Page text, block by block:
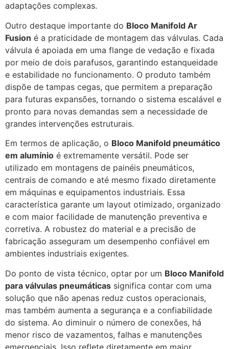
adaptações complexas.
Outro destaque importante do Bloco Manifold Ar
Fusion é a praticidade de montagem das válvulas. Cada
válvula é apoiada em uma flange de vedação e fixada
por meio de dois parafusos, garantindo estanqueidade
e estabilidade no funcionamento. O produto também
dispõe de tampas cegas, que permitem a preparação
para futuras expansões, tornando o sistema escalável e
pronto para novas demandas sem a necessidade de
grandes intervenções estruturais.
Em termos de aplicação, o Bloco Manifold pneumático
em alumínio é extremamente versátil. Pode ser
utilizado em montagens de painéis pneumáticos,
centrais de comando e até mesmo fixado diretamente
em máquinas e equipamentos industriais. Essa
característica garante um layout otimizado, organizado
e com maior facilidade de manutenção preventiva e
corretiva. A robustez do material e a precisão de
fabricação asseguram um desempenho confiável em
ambientes industriais exigentes.
Do ponto de vista técnico, optar por um Bloco Manifold
para válvulas pneumáticas significa contar com uma
solução que não apenas reduz custos operacionais,
mas também aumenta a segurança e a confiabilidade
do sistema. Ao diminuir o número de conexões, há
menor risco de vazamentos, falhas e manutenções
emergenciais. Isso reflete diretamente em maior